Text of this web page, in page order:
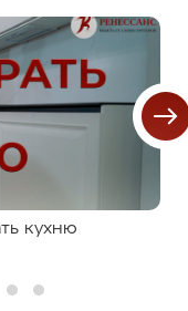
кухню